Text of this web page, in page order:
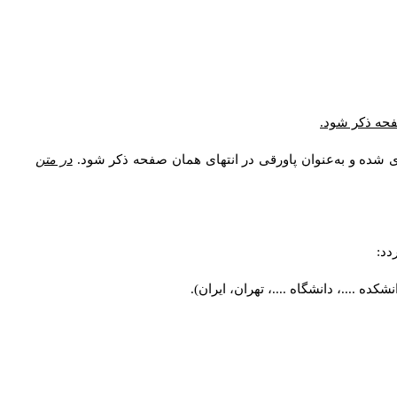
ذکر شود.
شده و به‌عنوان پاورقی در انتهای همان صفحه ذکر شود. در متن
....، دانشگاه ....، تهران، ایران).